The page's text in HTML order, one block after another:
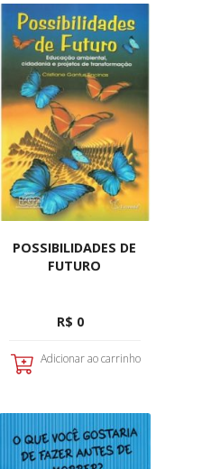
POSSIBILIDADES DE
FUTURO
R$ 0
Adicionar ao carrinho